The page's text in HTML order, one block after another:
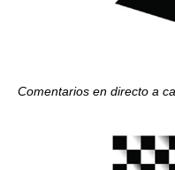
Comentarios en directo a